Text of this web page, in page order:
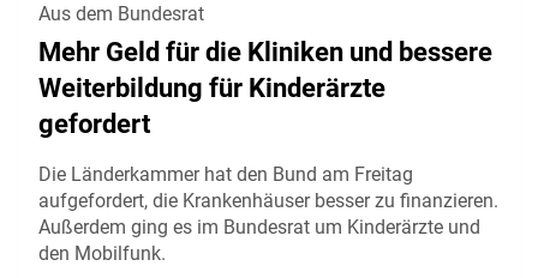
Aus dem Bundesrat
Mehr Geld für die Kliniken und bessere
Weiterbildung für Kinderärzte
gefordert
Die Länderkammer hat den Bund am Freitag
aufgefordert, die Krankenhäuser besser zu finanzieren.
Außerdem ging es im Bundesrat um Kinderärzte und
den Mobilfunk.